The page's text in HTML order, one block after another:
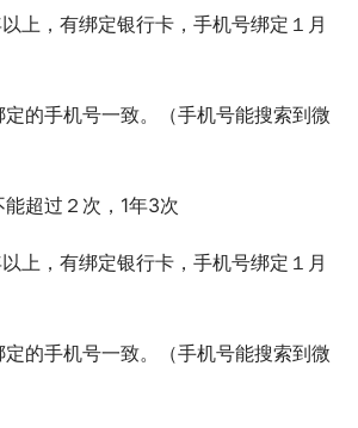
上，有绑定银行卡，手机号绑定１月
的手机号一致。（手机号能搜索到微
超过２次，1年3次
上，有绑定银行卡，手机号绑定１月
的手机号一致。（手机号能搜索到微